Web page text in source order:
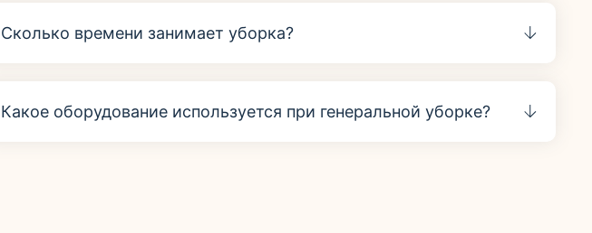
Сколько времени занимает уборка?
Какое оборудование используется при генеральной уборке?